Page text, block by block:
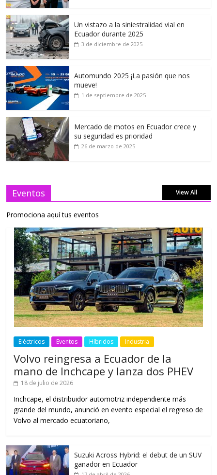
Un vistazo a la siniestralidad vial en
Ecuador durante 2025
3 de diciembre de 2025
Automundo 2025 ¡La pasión que nos
mueve!
1 de septiembre de 2025
Mercado de motos en Ecuador crece y
su seguridad es prioridad
26 de marzo de 2025
Eventos View All
Promociona aquí tus eventos
Eléctricos Eventos Híbridos Industria
Volvo reingresa a Ecuador de la
mano de Inchcape y lanza dos PHEV
18 de julio de 2026
Inchcape, el distribuidor automotriz independiente más
grande del mundo, anunció en evento especial el regreso de
Volvo al mercado ecuatoriano,
Suzuki Across Hybrid: el debut de un SUV
ganador en Ecuador